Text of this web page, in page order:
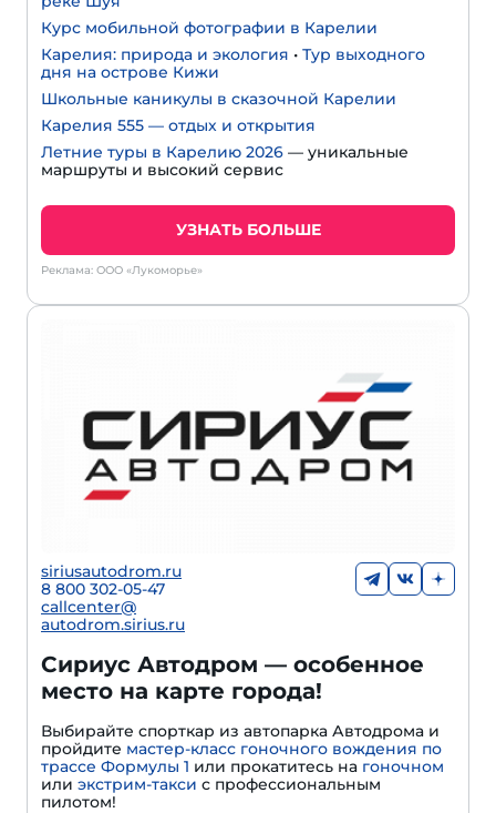
Курс мобильной фотографии в Карелии
Карелия: природа и экология • Тур выходного
дня на острове Кижи
Школьные каникулы в сказочной Карелии
Карелия 555 — отдых и открытия
Летние туры в Карелию 2026 — уникальные
маршруты и высокий сервис
УЗНАТЬ БОЛЬШЕ
Реклама: ООО «Лукоморье»
siriusautodrom.ru
8 800 302-05-47
callcenter@
autodrom.sirius.ru
Сириус Автодром — особенное
место на карте города!
Выбирайте спорткар из автопарка Автодрома и
пройдите мастер-класс гоночного вождения по
трассе Формулы 1 или прокатитесь на гоночном
или экстрим-такси с профессиональным
пилотом!